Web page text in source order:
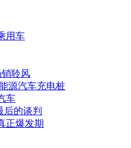
用车
销聆风
源汽车充电桩
车
后的谈判
正爆发期